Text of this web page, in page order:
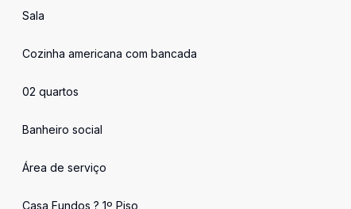
Sala
Cozinha americana com bancada
02 quartos
Banheiro social
Área de serviço
Casa Fundos ? 1º Piso